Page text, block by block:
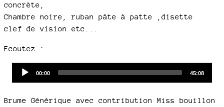
concrète,
Chambre noire, ruban pâte à patte ,disette
clef de vision etc...
Ecoutez :
Current
00:00
Total
45:08
Brume Générique avec contribution Miss bouillon